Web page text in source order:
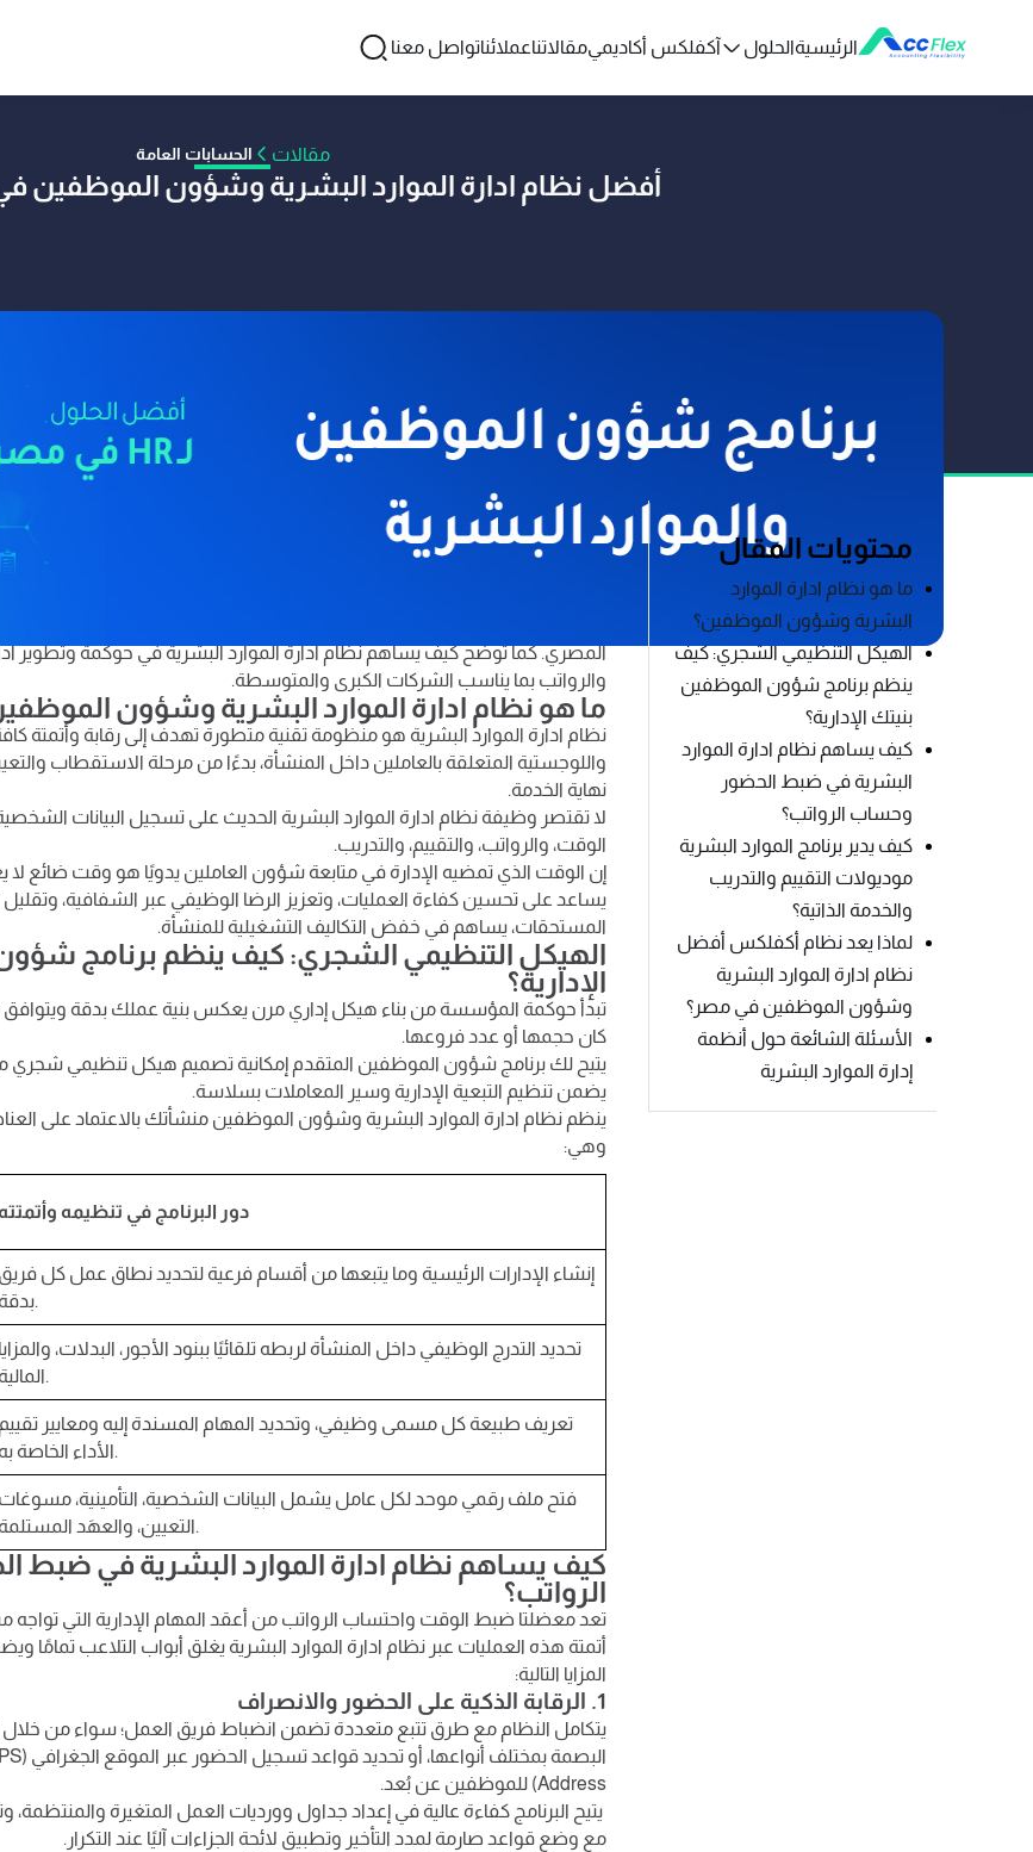
تواصل معناعملائنامقالاتناآكفلكس أكاديمي الحلولالرئيسية
مقالات الحسابات العامة
أفضل نظام ادارة الموارد البشرية وشؤون الموظفين في
محتويات المقال
ما هو نظام ادارة الموارد
البشرية وشؤون الموظفين؟
الهيكل التنظيمي الشجري: كيف
ينظم برنامج شؤون الموظفين
بنيتك الإدارية؟
كيف يساهم نظام ادارة الموارد
البشرية في ضبط الحضور
وحساب الرواتب؟
كيف يدير برنامج الموارد البشرية
موديولات التقييم والتدريب
والخدمة الذاتية؟
لماذا يعد نظام أكفلكس أفضل
نظام ادارة الموارد البشرية
وشؤون الموظفين في مصر؟
الأسئلة الشائعة حول أنظمة
إدارة الموارد البشرية
تم النشر بواسطة فريق أكفليكس
تُمثّل القوة البشرية وقود النمو للمنشآت، لكن إدارتها تقليديًا تستنزف الوقت
الاقتصادية وتعديلات القوانين والضرائب المصرية، لم يعد الإكسيل كافيًا، بل برزت
المصري. كما توضح كيف يساهم نظام ادارة الموارد البشرية في حوكمة وتطوير
والرواتب بما يناسب الشركات الكبرى والمتوسطة.
ما هو نظام ادارة الموارد البشرية وشؤون
نظام ادارة الموارد البشرية هو منظومة تقنية متطورة تهدف إلى رقابة وأتمتة كافة
واللوجستية المتعلقة بالعاملين داخل المنشأة، بدءًا من مرحلة الاستقطاب
نهاية الخدمة.
لا تقتصر وظيفة نظام ادارة الموارد البشرية الحديث على تسجيل البيانات
الوقت، والرواتب، والتقييم، والتدريب.
إن الوقت الذي تمضيه الإدارة في متابعة شؤون العاملين يدويًا هو وقت ضائع لا
يساعد على تحسين كفاءة العمليات، وتعزيز الرضا الوظيفي عبر الشفافية،
المستحقات، يساهم في خفض التكاليف التشغيلية للمنشأة.
الهيكل التنظيمي الشجري: كيف ينظم برنامج
الإدارية؟
تبدأ حوكمة المؤسسة من بناء هيكل إداري مرن يعكس بنية عملك بدقة ويتوافق
كان حجمها أو عدد فروعها.
يتيح لك برنامج شؤون الموظفين المتقدم إمكانية تصميم هيكل تنظيمي شجري
يضمن تنظيم التبعية الإدارية وسير المعاملات بسلاسة.
ينظم نظام ادارة الموارد البشرية وشؤون الموظفين منشأتك بالاعتماد على
وهي:
دور البرنامج في تنظيمه وأتمتته
إنشاء الإدارات الرئيسية وما يتبعها من أقسام فرعية لتحديد نطاق عمل كل فريق
بدقة.
تحديد التدرج الوظيفي داخل المنشأة لربطه تلقائيًا ببنود الأجور، البدلات، والمزايا
المالية.
تعريف طبيعة كل مسمى وظيفي، وتحديد المهام المسندة إليه ومعايير تقييم
الأداء الخاصة به.
فتح ملف رقمي موحد لكل عامل يشمل البيانات الشخصية، التأمينية، مسوغات
التعيين، والعهَد المستلمة.
كيف يساهم نظام ادارة الموارد البشرية في ضبط
الرواتب؟
أتمتة هذه العمليات عبر نظام ادارة الموارد البشرية يغلق أبواب التلاعب تمامًا
المزايا التالية:
1. الرقابة الذكية على الحضور والانصراف
يتكامل النظام مع طرق تتبع متعددة تضمن انضباط فريق العمل؛ سواء من خلال
Address) للموظفين عن بُعد.
يتيح البرنامج كفاءة عالية في إعداد جداول وورديات العمل المتغيرة والمنتظمة،
مع وضع قواعد صارمة لمدد التأخير وتطبيق لائحة الجزاءات آليًا عند التكرار.